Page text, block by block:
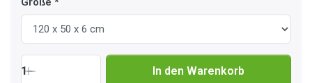
1 In den Warenkorb